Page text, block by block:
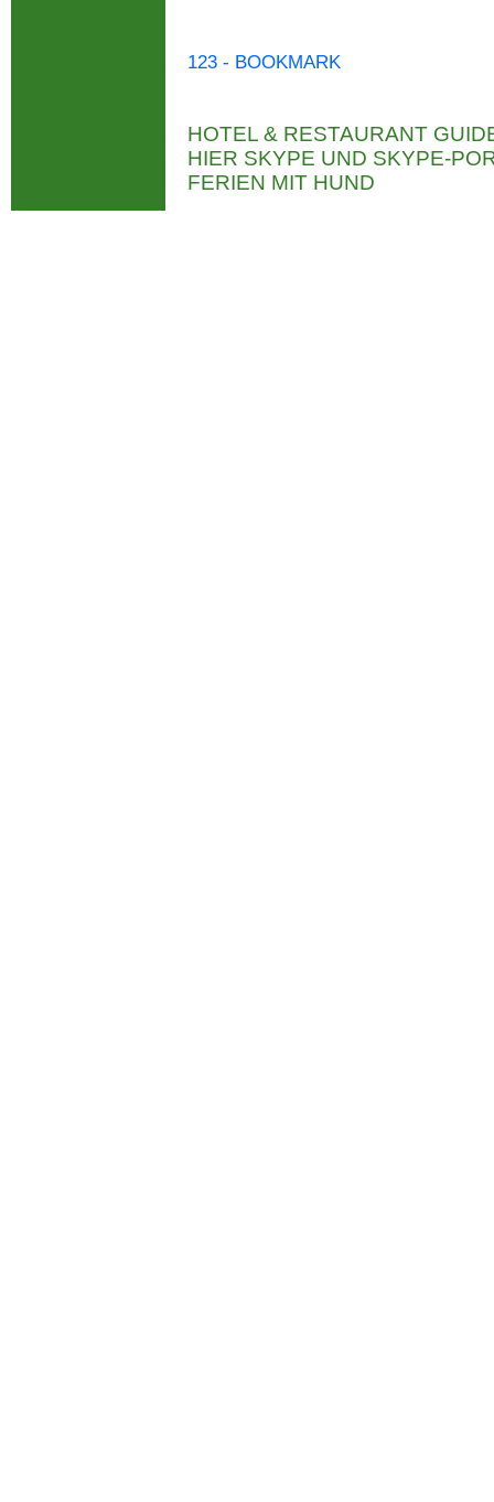
123 - BOOKMARK
HOTEL & RESTAURANT
HIER SKYPE UND SKYPE-
FERIEN MIT HUND